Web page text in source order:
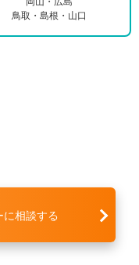
鳥取・島根・山口
に相談する